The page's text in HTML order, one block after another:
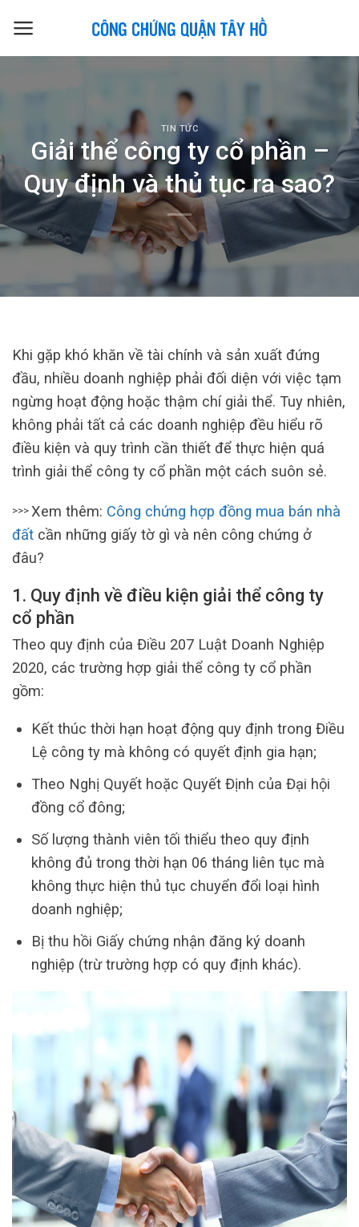
TIN TỨC
Giải thể công ty cổ phần –
Quy định và thủ tục ra sao?
Khi gặp khó khăn về tài chính và sản xuất đứng
đầu, nhiều doanh nghiệp phải đối diện với việc tạm
ngừng hoạt động hoặc thậm chí giải thể. Tuy nhiên,
không phải tất cả các doanh nghiệp đều hiểu rõ
điều kiện và quy trình cần thiết để thực hiện quá
trình giải thể công ty cổ phần một cách suôn sẻ.
>>> Xem thêm: Công chứng hợp đồng mua bán nhà
đất cần những giấy tờ gì và nên công chứng ở
đâu?
1. Quy định về điều kiện giải thể công ty
cổ phần
Theo quy định của Điều 207 Luật Doanh Nghiệp
2020, các trường hợp giải thể công ty cổ phần
gồm:
Kết thúc thời hạn hoạt động quy định trong Điều
Lệ công ty mà không có quyết định gia hạn;
Theo Nghị Quyết hoặc Quyết Định của Đại hội
đồng cổ đông;
Số lượng thành viên tối thiểu theo quy định
không đủ trong thời hạn 06 tháng liên tục mà
không thực hiện thủ tục chuyển đổi loại hình
doanh nghiệp;
Bị thu hồi Giấy chứng nhận đăng ký doanh
nghiệp (trừ trường hợp có quy định khác).